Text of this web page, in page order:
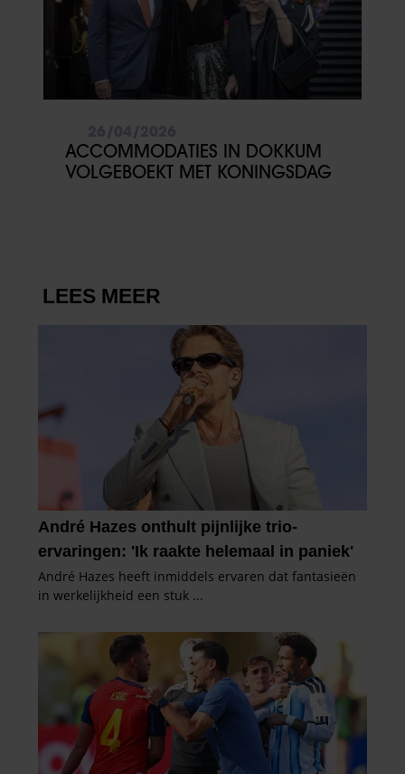
partners kunnen deze gegevens combineren met andere
informatie die u aan ze heeft verstrekt of die ze hebben
verzameld op basis van uw gebruik van hun services. U
gaat akkoord met onze cookies als u onze website blijft
ACCOMMODATIES IN DOKKUM
VOLGEBOEKT MET KONINGSDAG